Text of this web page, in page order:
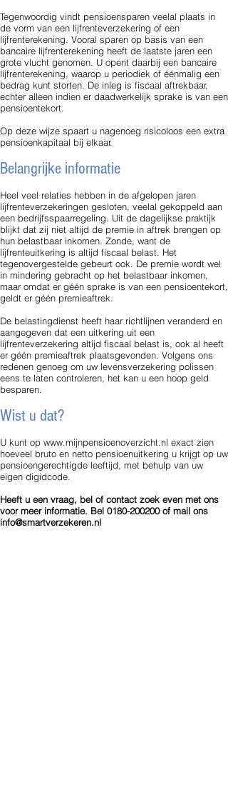
Tegenwoordig vindt pensioensparen veelal plaats in
de vorm van een lijfrenteverzekering of een
lijfrenterekening. Vooral sparen op basis van een
bancaire lijfrenterekening heeft de laatste jaren een
grote vlucht genomen. U opent daarbij een bancaire
lijfrenterekening, waarop u periodiek of éénmalig een
bedrag kunt storten. De inleg is fiscaal aftrekbaar,
echter alleen indien er daadwerkelijk sprake is van een
pensioentekort.
Op deze wijze spaart u nagenoeg risicoloos een extra
pensioenkapitaal bij elkaar.
Belangrijke informatie
Heel veel relaties hebben in de afgelopen jaren
lijfrenteverzekeringen gesloten, veelal gekoppeld aan
een bedrijfsspaarregeling. Uit de dagelijkse praktijk
blijkt dat zij niet altijd de premie in aftrek brengen op
hun belastbaar inkomen. Zonde, want de
lijfrenteuitkering is altijd fiscaal belast. Het
tegenovergestelde gebeurt ook. De premie wordt wel
in mindering gebracht op het belastbaar inkomen,
maar omdat er géén sprake is van een pensioentekort,
geldt er géén premieaftrek.
De belastingdienst heeft haar richtlijnen veranderd en
aangegeven dat een uitkering uit een
lijfrenteverzekering altijd fiscaal belast is, ook al heeft
er géén premieaftrek plaatsgevonden. Volgens ons
redenen genoeg om uw levensverzekering polissen
eens te laten controleren, het kan u een hoop geld
besparen.
Wist u dat?
U kunt op www.mijnpensioenoverzicht.nl exact zien
hoeveel bruto en netto pensioenuitkering u krijgt op uw
pensioengerechtigde leeftijd, met behulp van uw
eigen digidcode.
Heeft u een vraag, bel of contact zoek even met ons
voor meer informatie. Bel 0180-200200of mail ons
info@smartverzekeren.nl